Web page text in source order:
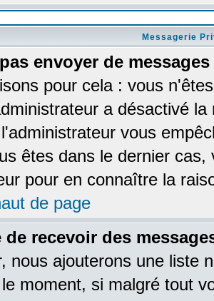
Messagerie
envoyer de
pour cela : vous
a désactivé
vous
êtes dans le dernier
pour en connaître la
de page
recevoir des
nous ajouterons une liste
moment, si malgré tout